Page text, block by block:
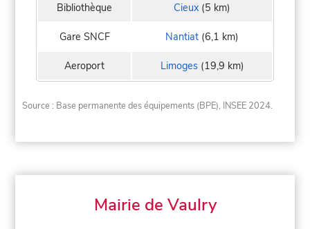
Bibliothèque Cieux (5 km)
Gare SNCF Nantiat (6,1 km)
Aeroport Limoges(19,9 km)
Source : Base permanente des équipements (BPE), INSEE 2024.
Mairie de Vaulry